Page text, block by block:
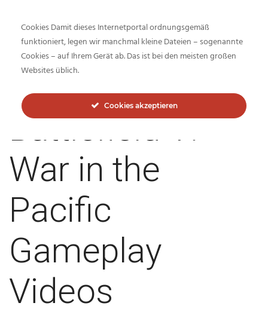
Inside-Network.net
Battlefield V:
War in the
Pacific
Gameplay
Videos
Cookies Damit dieses Internetportal ordnungsgemäß
funktioniert, legen wir manchmal kleine Dateien – sogenannte
Cookies – auf Ihrem Gerät ab. Das ist bei den meisten großen
Websites üblich.
Cookies akzeptieren